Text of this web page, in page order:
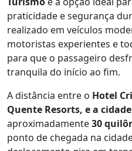
praticidade e segurança
realizado em veículos
motoristas experientes e
para que o passageiro
tranquila do início ao fim.
A distância entre o Hotel
Quente Resorts, e a
aproximadamente30
ponto de chegada na